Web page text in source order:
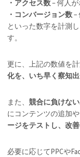
・アクセス数– 何人
・コンバージョン数–
といった数字を計測
す。
更に、上記の数値を計
化を、いち早く察知
また、 競合に負けな
にコンテンツの追加
ージをテストし、改善
必要に応じてPPCや